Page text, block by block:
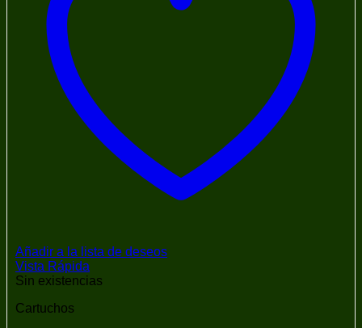
Añadir a la lista de deseos
Vista Rápida
Sin existencias
Cartuchos